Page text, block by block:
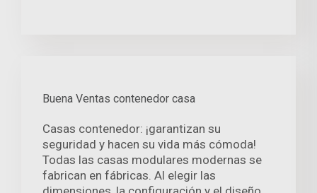
Buena Ventas contenedor casa
Casas contenedor: ¡garantizan su
seguridad y hacen su vida más cómoda!
Todas las casas modulares modernas se
fabrican en fábricas. Al elegir las